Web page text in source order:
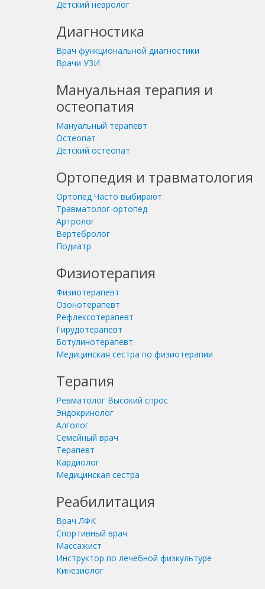
Детский невролог
Диагностика
Врач функциональной диагностики
Врачи УЗИ
Мануальная терапия и
остеопатия
Мануальный терапевт
Остеопат
Детский остеопат
Ортопедия и травматология
Ортопед Часто выбирают
Травматолог-ортопед
Артролог
Вертебролог
Подиатр
Физиотерапия
Физиотерапевт
Озонотерапевт
Рефлексотерапевт
Гирудотерапевт
Ботулинотерапевт
Медицинская сестра по физиотерапии
Терапия
Ревматолог Высокий спрос
Эндокринолог
Алголог
Семейный врач
Терапевт
Кардиолог
Медицинская сестра
Реабилитация
Врач ЛФК
Спортивный врач
Массажист
Инструктор по лечебной физкультуре
Кинезиолог